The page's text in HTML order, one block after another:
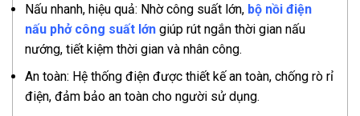
Nấu nhanh, hiệu quả: Nhờ công suất lớn, bộ nồi điện
nấu phở công suất lớn giúp rút ngắn thời gian nấu
nướng, tiết kiệm thời gian và nhân công.
An toàn: Hệ thống điện được thiết kế an toàn, chống rò rỉ
điện, đảm bảo an toàn cho người sử dụng.